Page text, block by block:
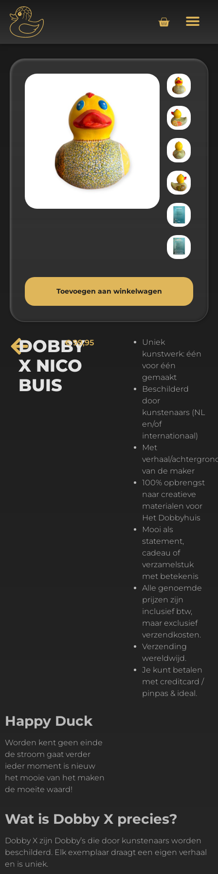
Toevoegen aan winkelwagen
Alternative:
DOBBY
X NICO
BUIS
€99,95
Uniek
kunstwerk: één
voor één
gemaakt
Beschilderd
door
kunstenaars (NL
en/of
internationaal)
Met
verhaal/
van de maker
100% opbrengst
naar creatieve
materialen voor
Het Dobbyhuis
Mooi als
statement,
cadeau of
verzamelstuk
met betekenis
Alle genoemde
prijzen zijn
inclusief btw,
maar exclusief
verzendkosten.
Verzending
wereldwijd.
Je kunt betalen
met creditcard /
pinpas & ideal.
Happy Duck
Worden kent geen einde
de stroom gaat verder
ieder moment is nieuw
het mooie van het maken
de moeite waard!
Wat is Dobby X precies?
Dobby X zijn Dobby’s die door kunstenaars worden
beschilderd. Elk exemplaar draagt een eigen verhaal
en is uniek.